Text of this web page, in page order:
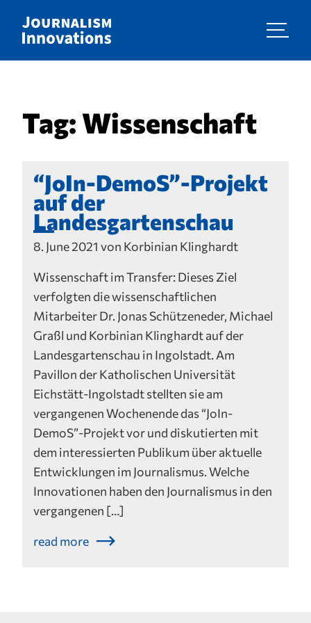
Tag:Wissenschaft
“JoIn-DemoS”-Projekt
auf der
Landesgartenschau
8. June 2021 von Korbinian Klinghardt
Wissenschaft im Transfer: Dieses Ziel
verfolgten die wissenschaftlichen
Mitarbeiter Dr. Jonas Schützeneder, Michael
Graßl und Korbinian Klinghardt auf der
Landesgartenschau in Ingolstadt. Am
Pavillon der Katholischen Universität
Eichstätt-Ingolstadt stellten sie am
vergangenen Wochenende das “JoIn-
DemoS”-Projekt vor und diskutierten mit
dem interessierten Publikum über aktuelle
Entwicklungen im Journalismus. Welche
Innovationen haben den Journalismus in den
vergangenen […]
read more